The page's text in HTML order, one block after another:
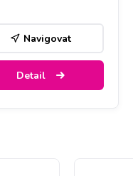
Navigovat
Detail